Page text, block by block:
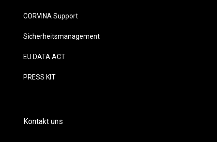
CORVINA Support
Sicherheitsmanagement
EU DATA ACT
PRESS KIT
Kontakt uns